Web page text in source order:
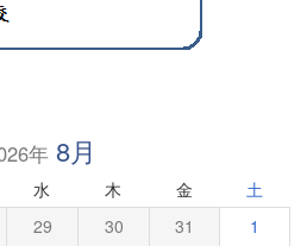
年8月
水 木 金 土
29 30 31 1